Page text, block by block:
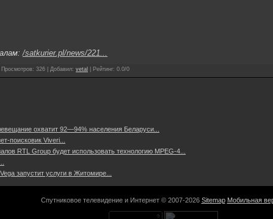
/satkurier.pl/news/221...
Просмотров: 326 Добавил: vetal Рейтинг: 0.0/0
охватит 92—94% населения Беларуси...
поисковик Viveri...
RTL Group будет использовать технологию MPEG-4...
запустит услуги в Житомире...
Спутниковое телевидение и Интернет © 2007-2026 Sitemap Мобильная